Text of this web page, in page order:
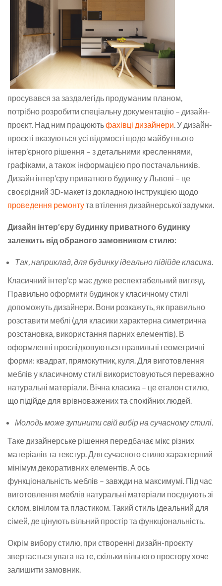
просувався за заздалегідь продуманим планом,
потрібно розробити спеціальну документацію – дизайн-
проєкт. Над ним працюютьфахівці дизайнери. У дизайн-
проєкті вказуються усі відомості щодо майбутнього
інтер’єрного рішення – з детальними кресленнями,
графіками, а також інформацією про постачальників.
Дизайн інтер’єру приватного будинку у Львові – це
своєрідний 3D-макет із докладною інструкцією щодо
проведення ремонтута втілення дизайнерської задумки.
Дизайн інтер’єру будинку приватного будинку
залежить від обраного замовником стилю:
Так, наприклад, для будинку ідеально підійде класика.
Класичний інтер’єр має дуже респектабельний вигляд.
Правильно оформити будинок у класичному стилі
допоможуть дизайнери. Вони розкажуть, як правильно
розставити меблі (для класики характерна симетрична
розстановка, використання парних елементів). В
оформленні прослідковуються правильні геометричні
форми: квадрат, прямокутник, куля. Для виготовлення
меблів у класичному стилі використовуються переважно
натуральні матеріали. Вічна класика – це еталон стилю,
що підійде для врівноважених та спокійних людей.
Молодь може зупинити свій вибір на сучасному стилі.
Таке дизайнерське рішення передбачає мікс різних
матеріалів та текстур. Для сучасного стилю характерний
мінімум декоративних елементів. А ось
функціональність меблів – завжди на максимумі. Під час
виготовлення меблів натуральні матеріали поєднують зі
склом, вінілом та пластиком. Такий стиль ідеальний для
сімей, де цінують вільний простір та функціональність.
Окрім вибору стилю, при створенні дизайн-проєкту
звертається увага на те, скільки вільного простору хоче
залишити замовник.